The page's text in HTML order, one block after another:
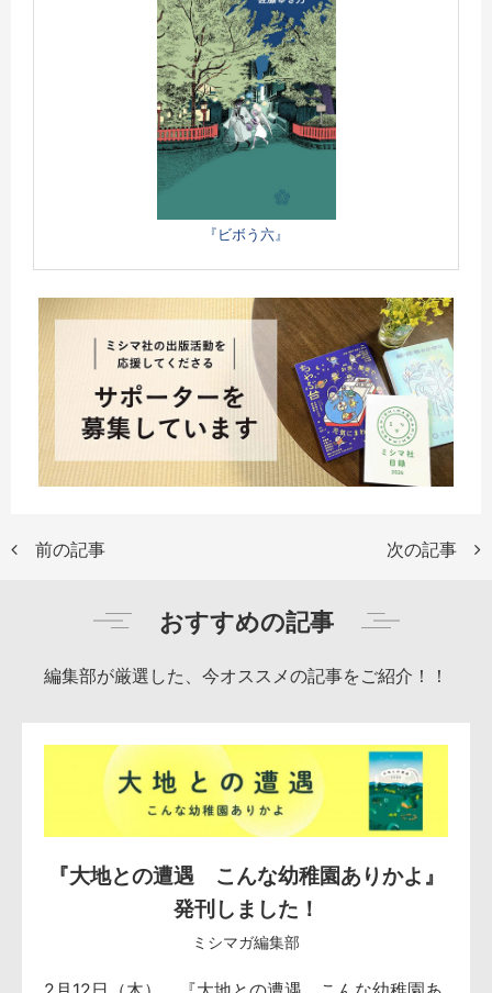
『ビボう六』
前の記事 次の記事
おすすめの記事
編集部が厳選した、今オススメの記事をご紹介！！
『大地との遭遇 こんな幼稚園ありかよ』
発刊しました！
ミシマガ編集部